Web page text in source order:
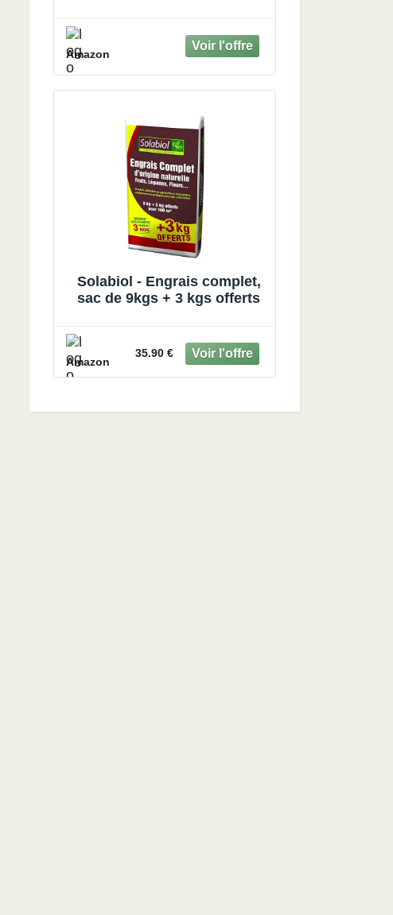
SOPALMY15
Amazon
Solabiol - Engrais complet,
sac de 9kgs + 3 kgs offerts
Amazon
35.90 €